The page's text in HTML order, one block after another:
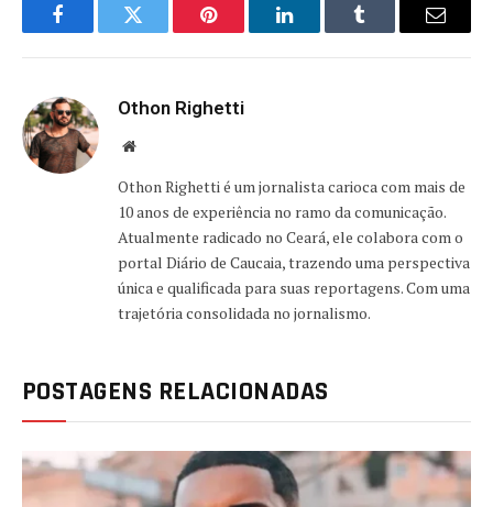
FacebookTwitter Pinterest LinkedInTumblr Email
Othon Righetti
Website
Othon Righetti é um jornalista carioca com mais de
10 anos de experiência no ramo da comunicação.
Atualmente radicado no Ceará, ele colabora com o
portal Diário de Caucaia, trazendo uma perspectiva
única e qualificada para suas reportagens. Com uma
trajetória consolidada no jornalismo.
POSTAGENS RELACIONADAS